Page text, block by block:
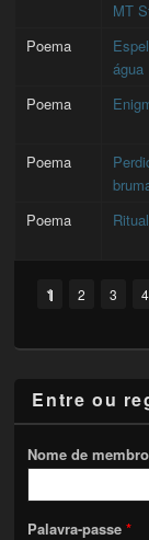
MT
Poema
água
Poema
Poema
Poema
Ritual
Pages
1 2 3 4
Entre ou
Nome de
Palavra-passe*